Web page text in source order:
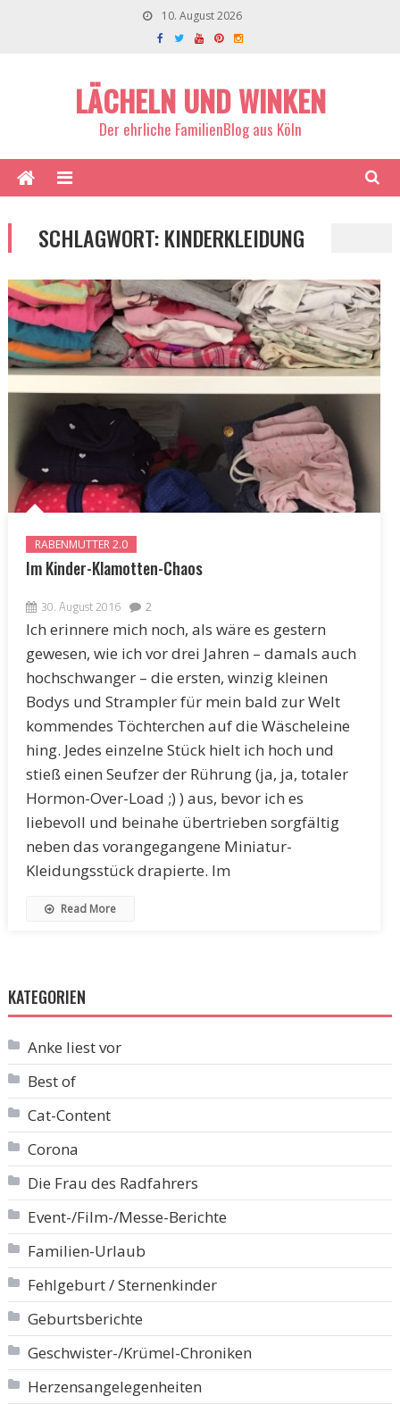
10. August 2026
LÄCHELN UND WINKEN
Der ehrliche FamilienBlog aus Köln
SCHLAGWORT:KINDERKLEIDUNG
RABENMUTTER 2.0
Im Kinder-Klamotten-Chaos
30. August 2016 2
Ich erinnere mich noch, als wäre es gestern
gewesen, wie ich vor drei Jahren – damals auch
hochschwanger – die ersten, winzig kleinen
Bodys und Strampler für mein bald zur Welt
kommendes Töchterchen auf die Wäscheleine
hing. Jedes einzelne Stück hielt ich hoch und
stieß einen Seufzer der Rührung (ja, ja, totaler
Hormon-Over-Load ;) ) aus, bevor ich es
liebevoll und beinahe übertrieben sorgfältig
neben das vorangegangene Miniatur-
Kleidungsstück drapierte. Im
Read More
KATEGORIEN
Anke liest vor
Best of
Cat-Content
Corona
Die Frau des Radfahrers
Event-/Film-/Messe-Berichte
Familien-Urlaub
Fehlgeburt / Sternenkinder
Geburtsberichte
Geschwister-/Krümel-Chroniken
Herzensangelegenheiten